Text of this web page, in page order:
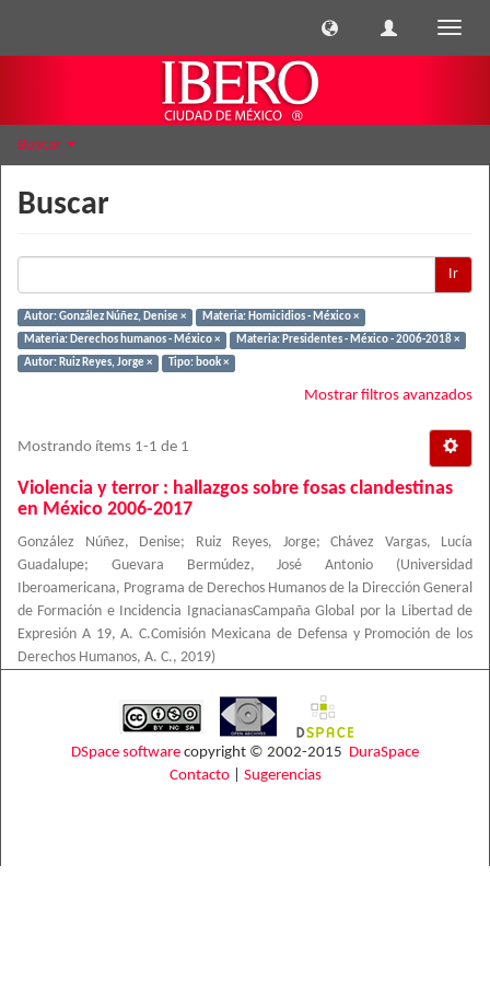
Buscar
Buscar
Ir
Autor: González Núñez, Denise ×
Materia: Homicidios - México ×
Materia: Derechos humanos - México ×
Materia: Presidentes - México - 2006-2018 ×
Autor: Ruiz Reyes, Jorge ×
Tipo: book ×
Mostrar filtros avanzados
Mostrando ítems 1-1 de 1
Violencia y terror : hallazgos sobre fosas clandestinas
en México 2006-2017
González Núñez, Denise; Ruiz Reyes, Jorge; Chávez Vargas, Lucía
Guadalupe; Guevara Bermúdez, José Antonio (Universidad
Iberoamericana, Programa de Derechos Humanos de la Dirección General
de Formación e Incidencia IgnacianasCampaña Global por la Libertad de
Expresión A 19, A. C.Comisión Mexicana de Defensa y Promoción de los
Derechos Humanos, A. C., 2019)
DSpace software copyright © 2002-2015 DuraSpace
Contacto| Sugerencias